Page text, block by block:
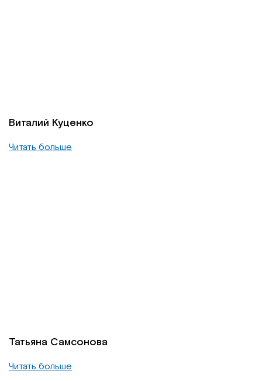
Виталий Куценко
Читать больше
Татьяна Самсонова
Читать больше